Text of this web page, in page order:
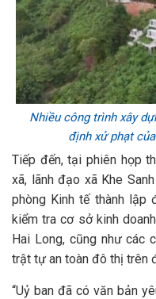
Nhiều công trình xây
định xử phạt
Tiếp đến, tại phiên họp
xã, lãnh đạo xã Khe
phòng Kinh tế thành lập
kiểm tra cơ sở kinh
Hai Long, cũng như các
trật tự an toàn đô thị trên
“Uỷ ban đã có văn bản